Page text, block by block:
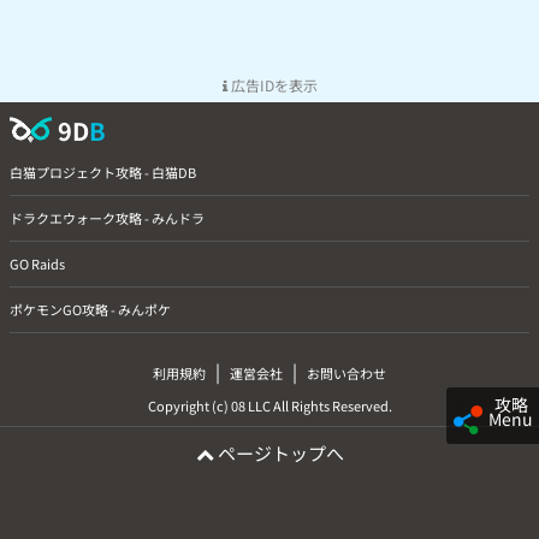
攻略
Menu
広告IDを表示
9DB
白猫プロジェクト攻略 - 白猫DB
ドラクエウォーク攻略 - みんドラ
GO Raids
ポケモンGO攻略 - みんポケ
利用規約 | 運営会社 |
お問い合わせ
Copyright (c) 08 LLC All Rights Reserved.
ページトップへ